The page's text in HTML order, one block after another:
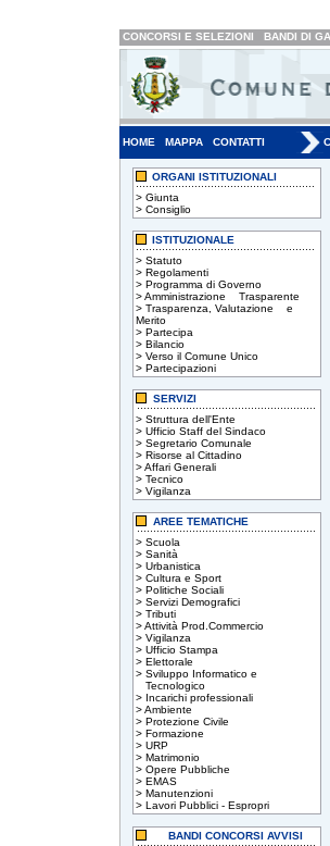
CONCORSI E SELEZIONI BANDI DI
HOME MAPPA CONTATTI
ORGANI ISTITUZIONALI
> Giunta
> Consiglio
ISTITUZIONALE
> Statuto
> Regolamenti
> Programma di Governo
>Amministrazione Trasparente
> Trasparenza, Valutazione e
Merito
> Partecipa
> Bilancio
> Verso il Comune Unico
> Partecipazioni
SERVIZI
> Struttura dell'Ente
> Ufficio Staff del Sindaco
> Segretario Comunale
> Risorse al Cittadino
>Affari Generali
> Tecnico
> Vigilanza
AREE TEMATICHE
> Scuola
> Sanità
> Urbanistica
> Cultura e Sport
> Politiche Sociali
> Servizi Demografici
> Tributi
>Attività Prod.Commercio
> Vigilanza
> Ufficio Stampa
> Elettorale
> Sviluppo Informatico e
Tecnologico
> Incarichi professionali
>Ambiente
> Protezione Civile
> Formazione
> URP
> Matrimonio
> Opere Pubbliche
> EMAS
> Manutenzioni
> Lavori Pubblici - Espropri
BANDI CONCORSI AVVISI